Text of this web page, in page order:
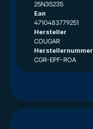
25N35235
Ean
4710483779251
Hersteller
COUGAR
Herstellernummer
CGR-EPF-ROA